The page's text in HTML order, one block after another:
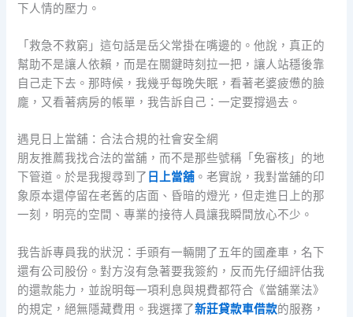
下人情的壓力。
「救急不救窮」這句話是岳父常掛在嘴邊的。他說，真正的
幫助不是讓人依賴，而是在關鍵時刻拉一把，讓人站穩後靠
自己走下去。那時候，我幾乎每晚失眠，看著老婆疲憊的臉
龐，又看著病房的帳單，我告訴自己：一定要撐過去。
遇見日上當舖：合法合規的社會安全網
朋友推薦我找合法的當舖，而不是那些號稱「免審核」的地
下管道。於是我搜尋到了 日上當舖 。老實說，我對當舖的印
象原本還停留在老舊的店面、昏暗的燈光，但走進日上的那
一刻，明亮的空間、專業的接待人員讓我瞬間放心不少。
我告訴專員我的狀況：手頭有一輛開了五年的國產車，名下
還有公司股份。對方沒有急著要我簽約，反而先仔細評估我
的還款能力，並說明每一項利息與規費都符合《當舖業法》
的規定，絕無隱藏費用。我選擇了新莊貸款車借款的服務，